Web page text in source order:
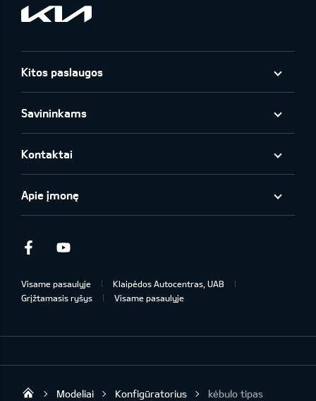
Kitos paslaugos
Savininkams
Kontaktai
Apie įmonę
Facebook
Visame pasaulyje
Klaipėdos Autocentras, UAB
Grįžtamasis ryšys
Visame pasaulyje
Modeliai Konfigūratorius kėbulo tipas